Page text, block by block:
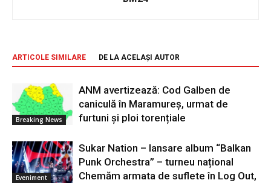
ARTICOLE SIMILARE DE LA ACELAȘI AUTOR
Breaking News
ANM avertizează: Cod Galben de
caniculă în Maramureș, urmat de
furtuni și ploi torențiale
Eveniment
Sukar Nation – lansare album “Balkan
Punk Orchestra” – turneu național
Chemăm armata de suflete în Log Out,